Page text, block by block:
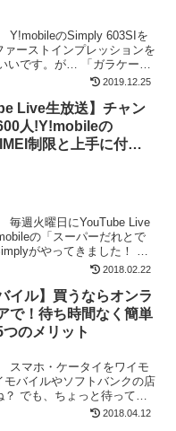
Y!mobileのSimply 603SIを
ーストインプレッションを
いです。が… 「ガラケー」
2019.12.25
Live生放送】チャン
人!Y!mobileの
制限と上手に付き
毎週火曜日にYouTube Live
の「スーパーだれとで
がやってきました！ た
2018.02.22
イル】買うならオンラ
で！待ち時間なく簡単
のメリット
スマホ・ケータイをワイモ
バイルやソフトバンクの店
でも、ちょっと待って！
2018.04.12